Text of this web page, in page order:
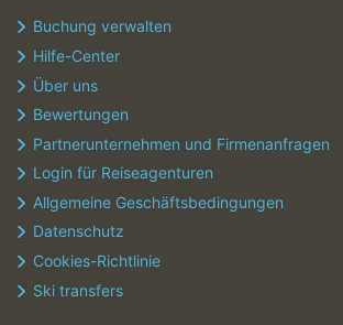
Buchung verwalten
Hilfe-Center
Über uns
Bewertungen
Partnerunternehmen und Firmenanfragen
Login für Reiseagenturen
Allgemeine Geschäftsbedingungen
Datenschutz
Cookies-Richtlinie
Ski transfers